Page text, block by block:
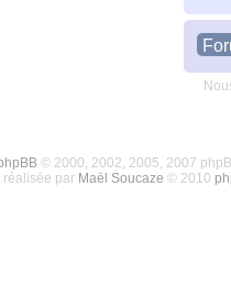
© 2000, 2002, 2005, 2007
réalisée par Maël Soucaze © 2010